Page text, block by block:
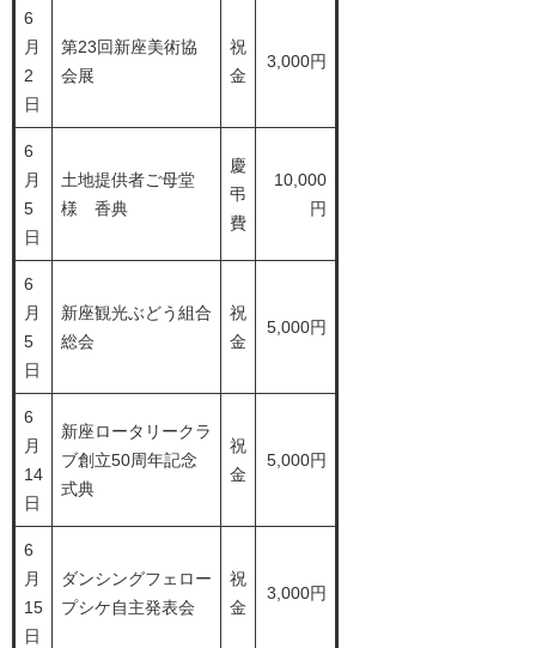
6
月
2
日
第23回新座美術協
会展
祝
金
3,000円
6
月
5
日
土地提供者ご母堂
様 香典
慶
弔
費
10,000
円
6
月
5
日
新座観光ぶどう組合
総会
祝
金
5,000円
6
月
14
日
新座ロータリークラ
ブ創立50周年記念
式典
祝
金
5,000円
6
月
15
日
ダンシングフェロー
プシケ自主発表会
祝
金
3,000円